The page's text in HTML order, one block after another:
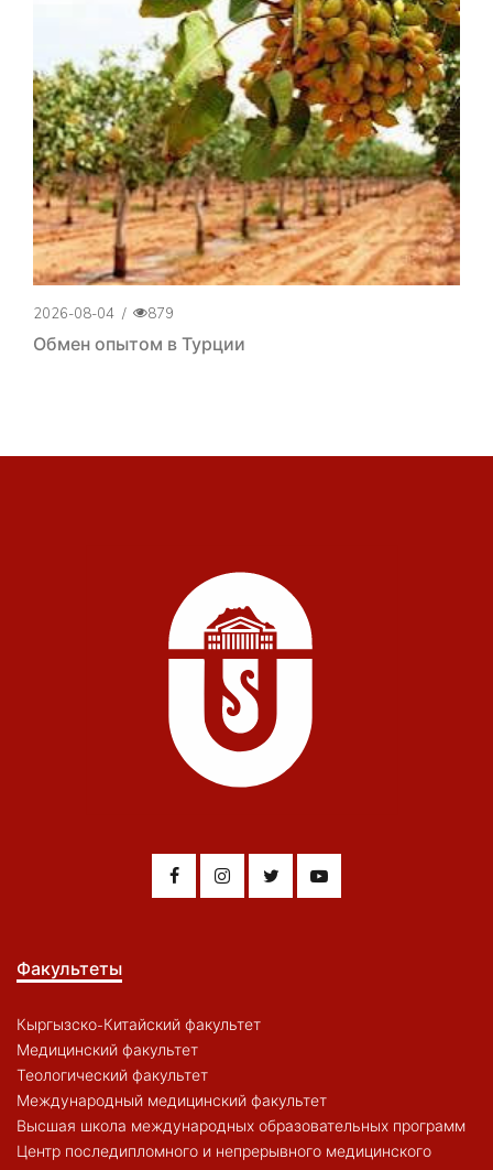
2026-08-04 / 879
Обмен опытом в Турции
Факультеты
Кыргызско-Китайский факультет
Медицинский факультет
Теологический факультет
Международный медицинский факультет
Высшая школа международных образовательных программ
Центр последипломного и непрерывного медицинского